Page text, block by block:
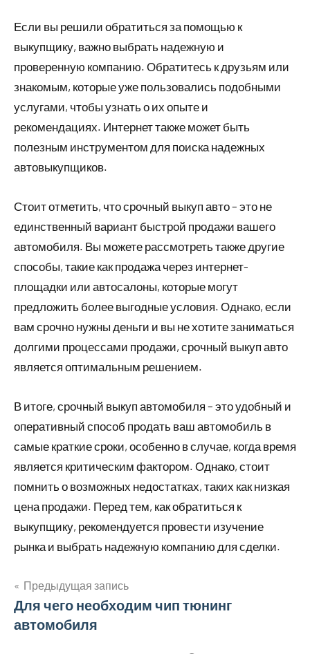
Если вы решили обратиться за помощью к
выкупщику, важно выбрать надежную и
проверенную компанию. Обратитесь к друзьям или
знакомым, которые уже пользовались подобными
услугами, чтобы узнать о их опыте и
рекомендациях. Интернет также может быть
полезным инструментом для поиска надежных
автовыкупщиков.
Стоит отметить, что срочный выкуп авто – это не
единственный вариант быстрой продажи вашего
автомобиля. Вы можете рассмотреть также другие
способы, такие как продажа через интернет-
площадки или автосалоны, которые могут
предложить более выгодные условия. Однако, если
вам срочно нужны деньги и вы не хотите заниматься
долгими процессами продажи, срочный выкуп авто
является оптимальным решением.
В итоге, срочный выкуп автомобиля – это удобный и
оперативный способ продать ваш автомобиль в
самые краткие сроки, особенно в случае, когда время
является критическим фактором. Однако, стоит
помнить о возможных недостатках, таких как низкая
цена продажи. Перед тем, как обратиться к
выкупщику, рекомендуется провести изучение
рынка и выбрать надежную компанию для сделки.
Навигация
по
Предыдущая запись
Для чего необходим чип тюнинг
автомобиля